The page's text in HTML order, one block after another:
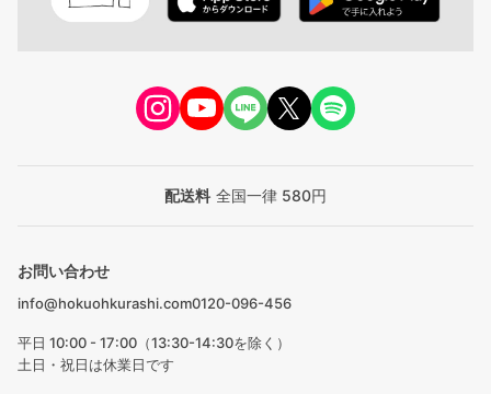
配送料 全国一律 580円
お問い合わせ
info@hokuohkurashi.com0120-096-456
平日 10:00 - 17:00（13:30-14:30を除く）
土日・祝日は休業日です